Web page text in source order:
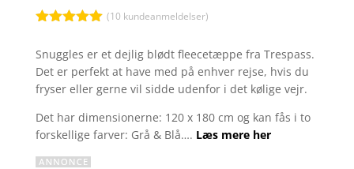
af 5
baseret på
kundebedøm
melser
(10 kundeanmeldelser)
Snuggles er et dejlig blødt fleecetæppe fra Trespass.
Det er perfekt at have med på enhver rejse, hvis du
fryser eller gerne vil sidde udenfor i det kølige vejr.
Det har dimensionerne: 120 x 180 cm og kan fås i to
forskellige farver: Grå & Blå…. Læs mere her